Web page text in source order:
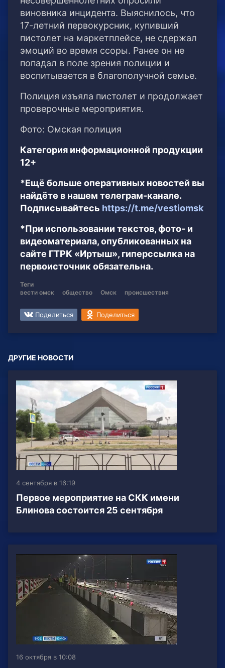
виновника инцидента. Выяснилось, что
17-летний первокурсник, купивший
пистолет на маркетплейсе, не сдержал
эмоций во время ссоры. Ранее он не
попадал в поле зрения полиции и
воспитывается в благополучной семье.
Полиция изъяла пистолет и продолжает
проверочные мероприятия.
Фото: Омская полиция
Категория информационной продукции
12+
*Ещё больше оперативных новостей вы
найдёте в нашем телеграм-канале.
Подписывайтесь https://t.me/vestiomsk
*При использовании текстов, фото- и
видеоматериала, опубликованных на
сайте ГТРК «Иртыш», гиперссылка на
первоисточник обязательна.
Теги
вести омск
общество Омск происшествия
Поделиться Поделиться
ДРУГИЕ НОВОСТИ
4 сентября в 16:19
Первое мероприятие на СКК имени
Блинова состоится 25 сентября
16 октября в 10:08